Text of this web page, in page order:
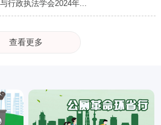
行政执法学会2024年...
查看更多